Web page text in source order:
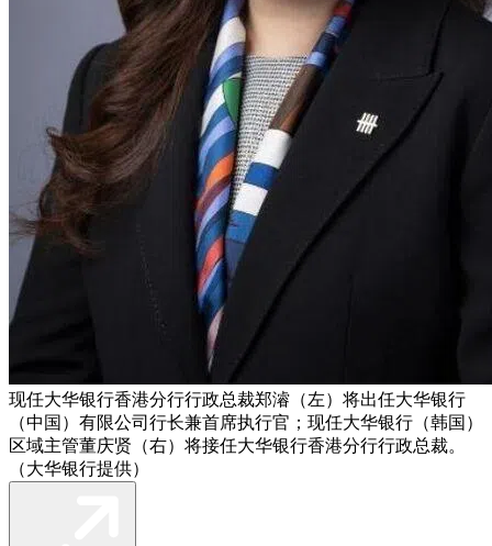
现任大华银行香港分行行政总裁郑濬（左）将出任大华银行
（中国）有限公司行长兼首席执行官；现任大华银行（韩国）
区域主管董庆贤（右）将接任大华银行香港分行行政总裁。
（大华银行提供）